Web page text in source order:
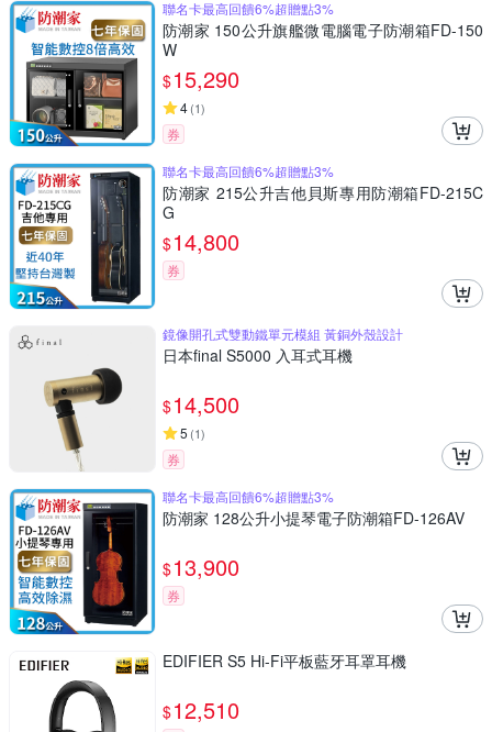
聯名卡最高回饋6%超贈點3%
防潮家 150公升旗艦微電腦電子防潮箱FD-150
W
$15,290
4(1)
券
聯名卡最高回饋6%超贈點3%
防潮家 215公升吉他貝斯專用防潮箱FD-215C
G
$14,800
券
鏡像開孔式雙動鐵單元模組 黃銅外殼設計
日本final S5000 入耳式耳機
$14,500
5 (1)
券
聯名卡最高回饋6%超贈點3%
防潮家 128公升小提琴電子防潮箱FD-126AV
$13,900
券
EDIFIER S5 Hi-Fi平板藍牙耳罩耳機
$12,510